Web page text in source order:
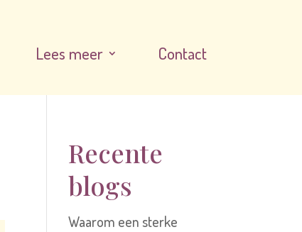
Lees meer Contact
Recente
blogs
Waarom een sterke